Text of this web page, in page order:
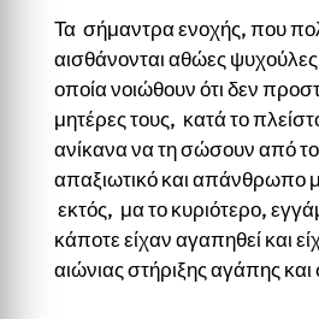
Τα σήμαντρα ενοχής, που
αισθάνονται αθώες
οποία νοιώθουν ότι δεν
μητέρες τους, κατά το
ανίκανα να τη σώσουν από
απαξιωτικό και απάνθρωπο
εκτός, μα το κυριότερο,
κάποτε είχαν αγαπηθεί και
αιώνιας στήριξης αγάπης